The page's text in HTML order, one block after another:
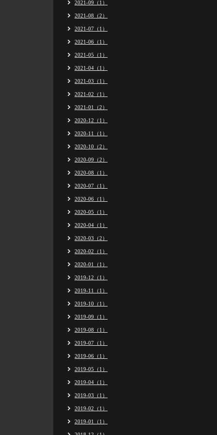
2021-09（1）
2021-08（2）
2021-07（1）
2021-06（1）
2021-05（1）
2021-04（1）
2021-03（1）
2021-02（1）
2021-01（2）
2020-12（1）
2020-11（1）
2020-10（2）
2020-09（2）
2020-08（1）
2020-07（1）
2020-06（1）
2020-05（1）
2020-04（1）
2020-03（2）
2020-02（1）
2020-01（1）
2019-12（1）
2019-11（1）
2019-10（1）
2019-09（1）
2019-08（1）
2019-07（1）
2019-06（1）
2019-05（1）
2019-04（1）
2019-03（1）
2019-02（1）
2019-01（1）